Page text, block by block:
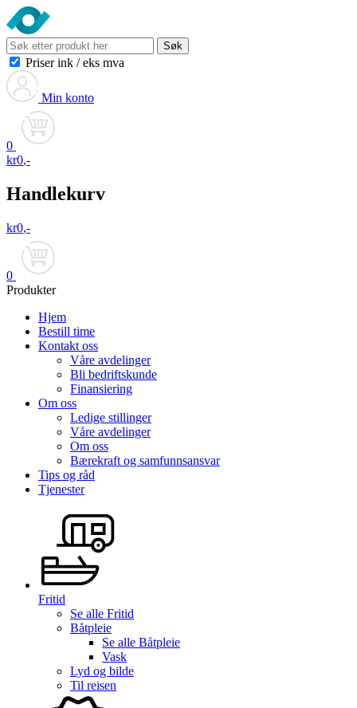
Søk
Priser ink / eks mva
Min konto
0
kr0,-
Handlekurv
kr0,-
0
Produkter
Hjem
Bestill time
Kontakt oss
Våre avdelinger
Bli bedriftskunde
Finansiering
Om oss
Ledige stillinger
Våre avdelinger
Om oss
Bærekraft og samfunnsansvar
Tips og råd
Tjenester
Fritid
Se alle Fritid
Båtpleie
Se alle Båtpleie
Vask
Lyd og bilde
Til reisen